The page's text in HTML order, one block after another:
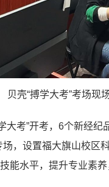
贝壳“搏学大考”考场现
大考”开考，6个新经纪
，设置福大旗山校区
能水平，提升专业素